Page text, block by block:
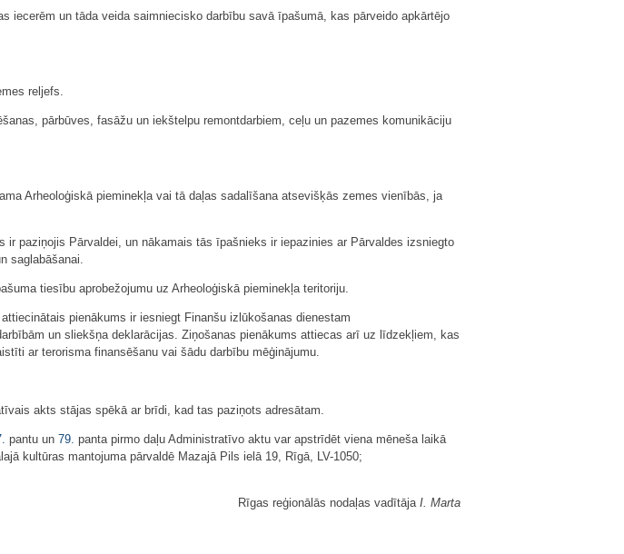
iecerēm un tāda veida saimniecisko darbību savā īpašumā, kas pārveido apkārtējo
reljefs.
pārbūves, fasāžu un iekštelpu remontdarbiem, ceļu un pazemes komunikāciju
Arheoloģiskā pieminekļa vai tā daļas sadalīšana atsevišķās zemes vienībās, ja
paziņojis Pārvaldei, un nākamais tās īpašnieks ir iepazinies ar Pārvaldes izsniegto
saglabāšanai.
tiesību aprobežojumu uz Arheoloģiskā pieminekļa teritoriju.
pienākums ir iesniegt Finanšu izlūkošanas dienestam
un sliekšņa deklarācijas. Ziņošanas pienākums attiecas arī uz līdzekļiem, kas
ar terorisma finansēšanu vai šādu darbību mēģinājumu.
akts stājas spēkā ar brīdi, kad tas paziņots adresātam.
pantu un 79. panta pirmo daļu Administratīvo aktu var apstrīdēt viena mēneša laikā
kultūras mantojuma pārvaldē Mazajā Pils ielā 19, Rīgā, LV-1050;
Rīgas reģionālās nodaļas vadītāja I. Marta